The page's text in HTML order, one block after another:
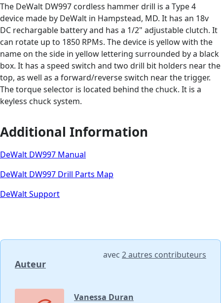
The DeWalt DW997 cordless hammer drill is a Type 4
device made by DeWalt in Hampstead, MD. It has an 18v
DC rechargable battery and has a 1/2" adjustable clutch. It
can rotate up to 1850 RPMs. The device is yellow with the
name on the side in yellow lettering surrounded by a black
box. It has a speed switch and two drill bit holders near the
top, as well as a forward/reverse switch near the trigger.
The torque selector is located behind the chuck. It is a
keyless chuck system.
Additional Information
DeWalt DW997 Manual
DeWalt DW997 Drill Parts Map
DeWalt Support
Auteur
avec 2 autres contributeurs
Vanessa Duran